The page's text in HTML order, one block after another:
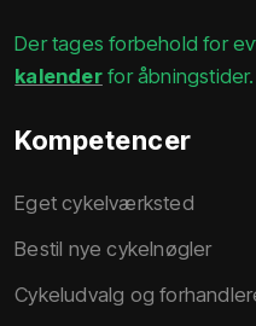
Der tages forbehold for
kalender for åbningstider.
Kompetencer
Eget cykelværksted
Bestil nye cykelnøgler
Cykeludvalg og